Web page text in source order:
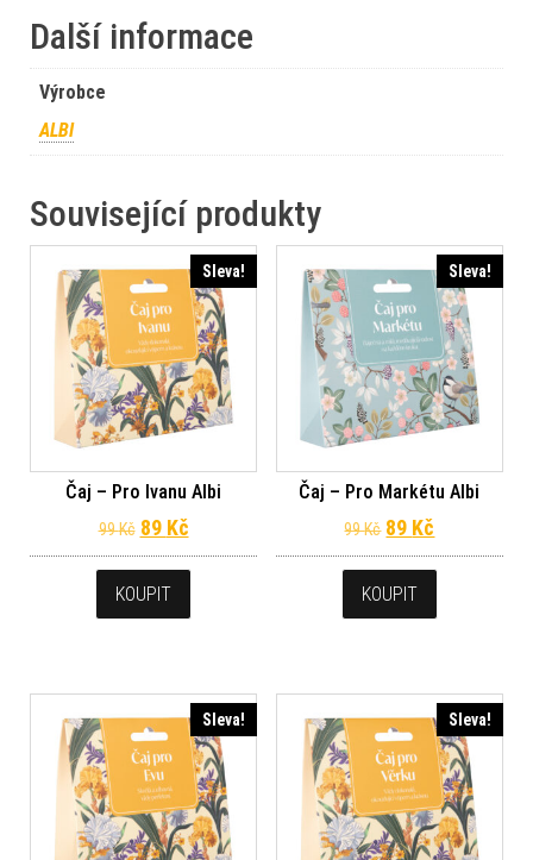
Další informace
Výrobce
ALBI
Související produkty
Sleva!
Čaj – Pro Ivanu Albi
99Kč Původní cena byla: 99 Kč.
89 KčAktuální cena je: 89 Kč.
KOUPIT
Sleva!
Čaj – Pro Markétu Albi
99Kč Původní cena
89 Kč
KOUPIT
Sleva! Sleva!